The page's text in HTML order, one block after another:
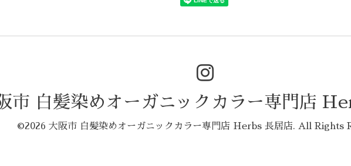
市 白髪染めオーガニックカラー専門店
©2026 大阪市 白髪染めオーガニックカラー専門店 Herbs 長居店. All Rights